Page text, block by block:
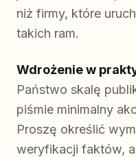
niż firmy, które
takich ram.
Wdrożenie w
Państwo skalę
piśmie minimalny
Proszę określić
weryfikacji faktów,